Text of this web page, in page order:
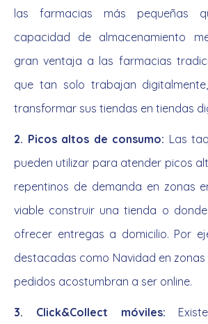
las farmacias más pequeñas
capacidad de almacenamiento
gran ventaja a las farmacias
que tan solo trabajan
transformar sus tiendas en tiendas
2. Picos altos de consumo: Las
pueden utilizar para atender picos
repentinos de demanda en zonas
viable construir una tienda o
ofrecer entregas a domicilio. Por
destacadas como Navidad en
pedidos acostumbran a ser online.
3. Click&Collect móviles: